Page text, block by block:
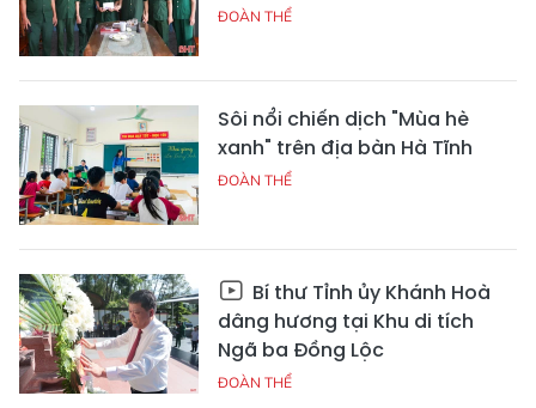
ĐOÀN THỂ
Sôi nổi chiến dịch "Mùa hè
xanh" trên địa bàn Hà Tĩnh
ĐOÀN THỂ
Bí thư Tỉnh ủy Khánh Hoà
dâng hương tại Khu di tích
Ngã ba Đồng Lộc
ĐOÀN THỂ